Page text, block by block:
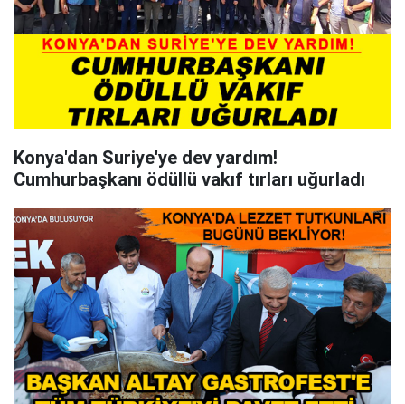
Konya'dan Suriye'ye dev yardım!
Cumhurbaşkanı ödüllü vakıf tırları uğurladı